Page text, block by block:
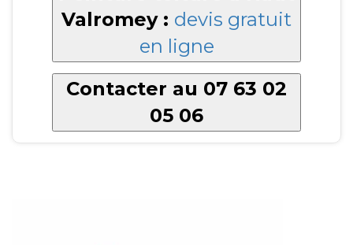
Valromey : devis gratuit
en ligne
Contacter au 07 63 02
05 06